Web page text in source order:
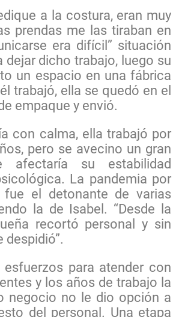
a la costura, eran muy
prendas me las tiraban en
era difícil” situación
dejar dicho trabajo, luego su
un espacio en una fábrica
trabajó, ella se quedó en el
empaque y envió.
con calma, ella trabajó por
pero se avecino un gran
afectaría su estabilidad
La pandemia por
fue el detonante de varias
la de Isabel. “Desde la
recortó personal y sin
despidió”.
para atender con
y los años de trabajo la
negocio no le dio opción a
del personal. Una etapa